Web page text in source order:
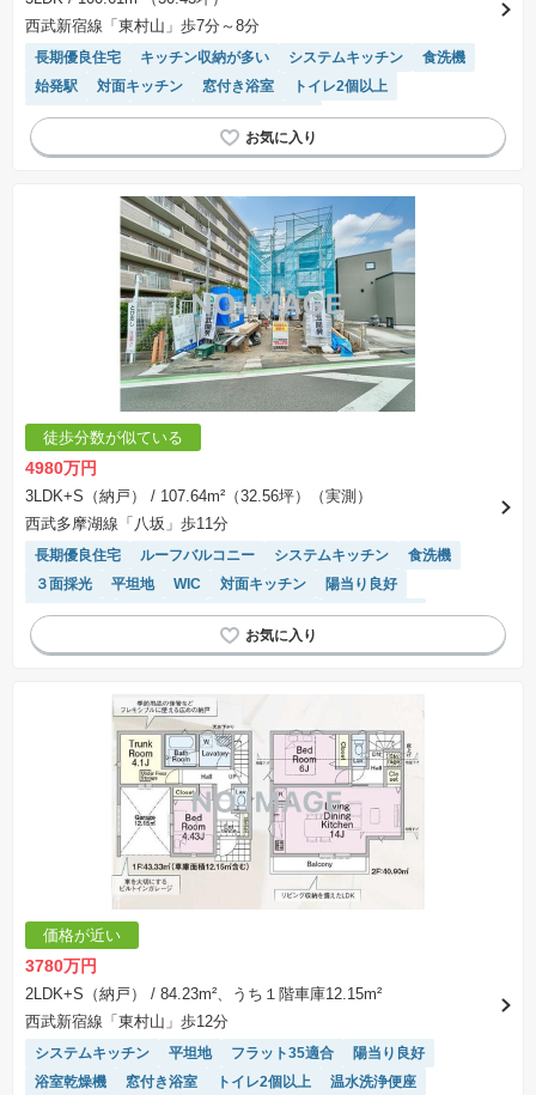
西武新宿線「東村山」歩7分～8分
長期優良住宅 キッチン収納が多い システムキッチン
食洗機
始発駅
対面キッチン 窓付き浴室
トイレ2個以上
温水洗浄便座
モニター付きインターホン
徒歩分数が似ている
4980万円
3LDK+S（納戸）
/ 107.64m²（32.56坪）（実測）
西武多摩湖線「八坂」歩11分
長期優良住宅 ルーフバルコニー システムキッチン
食洗機
３面採光
平坦地 WIC 対面キッチン
陽当り良好
浴室乾燥機
窓付き浴室 トイレ2個以上
温水洗浄便座
閑静な住宅地
モニター付きインターホン
価格が近い
3780万円
2LDK+S（納戸）
/ 84.23m²、うち１階車庫12.15m²
西武新宿線「東村山」歩12分
システムキッチン 平坦地 フラット35適合
陽当り良好
浴室乾燥機
窓付き浴室 トイレ2個以上
温水洗浄便座